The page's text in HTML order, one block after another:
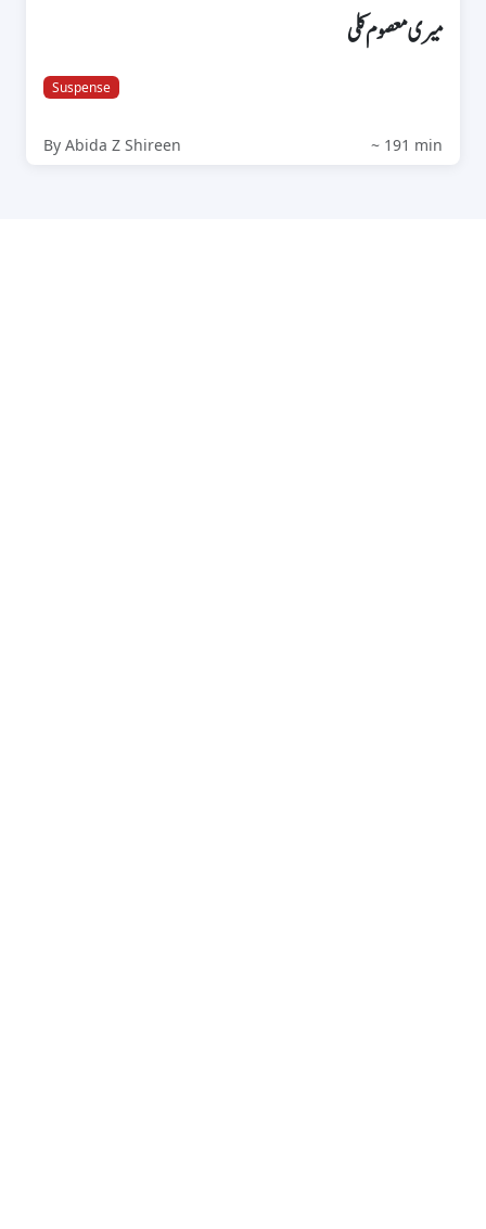
میری معصوم کلی
Suspense
By Abida Z Shireen ~ 191 min